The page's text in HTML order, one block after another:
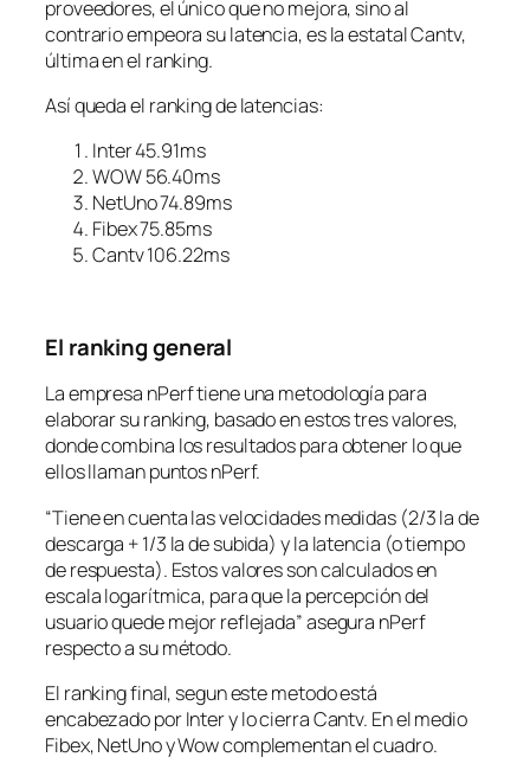
proveedores, el único que no mejora, sino al
contrario empeora su latencia, es la estatal Cantv,
última en el ranking.
Así queda el ranking de latencias:
Inter 45.91ms
WOW 56.40ms
NetUno 74.89ms
Fibex 75.85ms
Cantv 106.22ms
El ranking general
La empresa nPerf tiene una metodología para
elaborar su ranking, basado en estos tres valores,
donde combina los resultados para obtener lo que
ellos llaman puntos nPerf.
“Tiene en cuenta las velocidades medidas (2/3 la de
descarga + 1/3 la de subida) y la latencia (o tiempo
de respuesta). Estos valores son calculados en
escala logarítmica, para que la percepción del
usuario quede mejor reflejada” asegura nPerf
respecto a su método.
El ranking final, segun este metodo está
encabezado por Inter y lo cierra Cantv. En el medio
Fibex, NetUno y Wow complementan el cuadro.